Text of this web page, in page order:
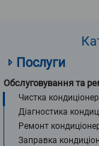
Послуги
Обслуговування та
Чистка
Діагностика
Ремонт
Заправка